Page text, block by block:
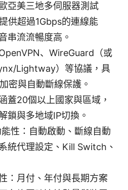
亞美三地多伺服器測試
供超過1Gbps的連線能
串流流暢度高。
、WireGuard（或
Lightway）等協議，具
密與自動斷線保護。
蓋20個以上國家與區域，
鎖與多地域IP切換。
性：自動啟動、斷線自動
統代理設定、Kill Switch、
：月付、年付與長期方案